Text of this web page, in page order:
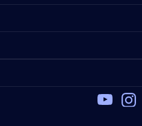
Facebook